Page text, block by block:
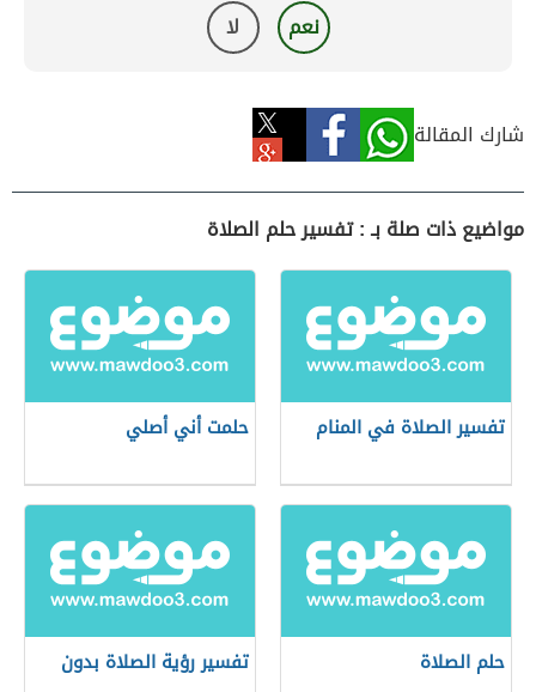
نعم لا
شارك المقالة
مواضيع ذات صلة بـ : تفسير حلم الصلاة
تفسير الصلاة في المنام حلمت أني أصلي
حلم الصلاة
تفسير رؤية الصلاة بدون